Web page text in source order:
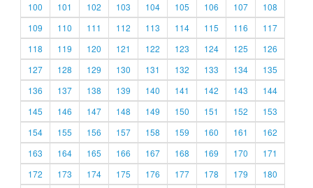
100
101 102 103 104 105 106 107
108
109
110 111 112 113 114 115 116
117
118
119 120 121 122 123 124 125
126
127
128 129 130 131 132 133 134
135
136
137 138 139 140 141 142 143
144
145
146 147 148 149 150 151 152
153
154
155 156 157 158 159 160 161
162
163
164 165 166 167 168 169 170
171
172
173 174 175 176 177 178 179
180